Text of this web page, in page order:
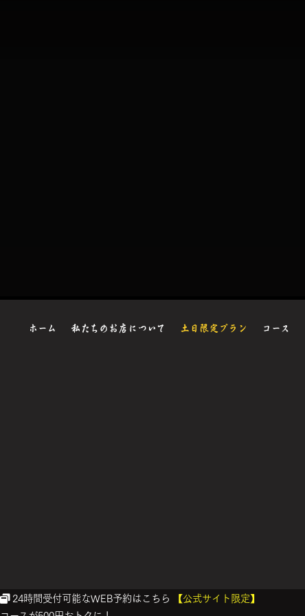
ホーム 私たちのお店について 土日限定プラン コース
24時間受付可能なWEB予約はこちら
【公式サイト限定】